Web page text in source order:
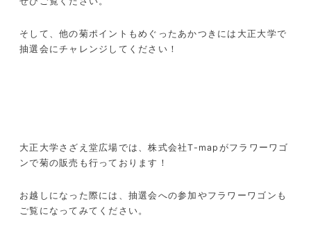
そして、他の菊ポイントもめぐったあかつきには大正大学で
抽選会にチャレンジしてください！
大正大学さざえ堂広場では、株式会社T-mapがフラワーワゴ
ンで菊の販売も行っております！
お越しになった際には、抽選会への参加やフラワーワゴンも
ご覧になってみてください。